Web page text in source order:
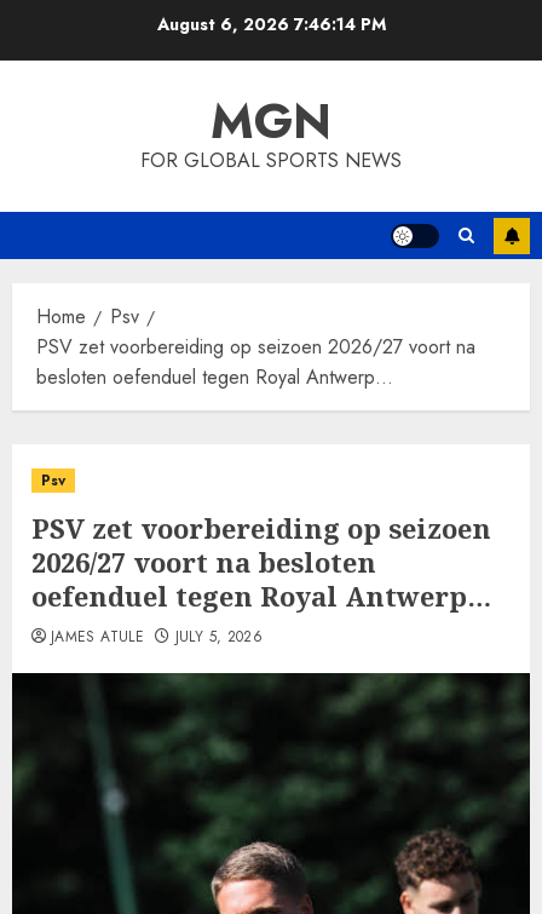
August 6, 2026 7:46:15 PM
MGN
FOR GLOBAL SPORTS NEWS
Home
Psv
PSV zet voorbereiding op seizoen 2026/27 voort na
besloten oefenduel tegen Royal Antwerp…
Psv
PSV zet voorbereiding op seizoen
2026/27 voort na besloten
oefenduel tegen Royal Antwerp…
JAMES ATULE JULY 5, 2026